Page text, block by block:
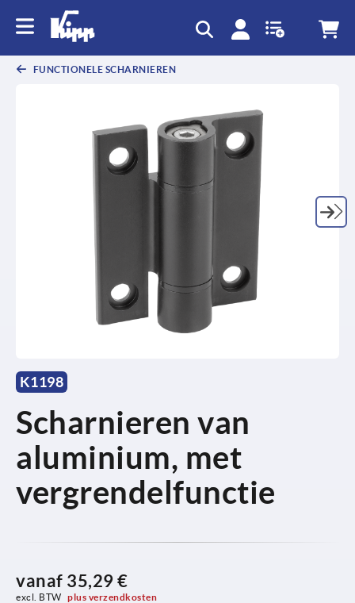
FUNCTIONELE SCHARNIEREN
K1198
Scharnieren van
aluminium, met
vergrendelfunctie
vanaf 35,29 €
excl. BTW plus verzendkosten